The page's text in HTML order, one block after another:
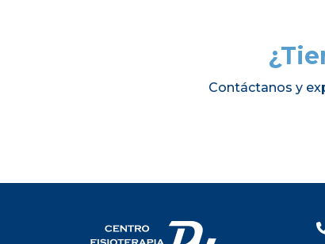
Contáctanos y